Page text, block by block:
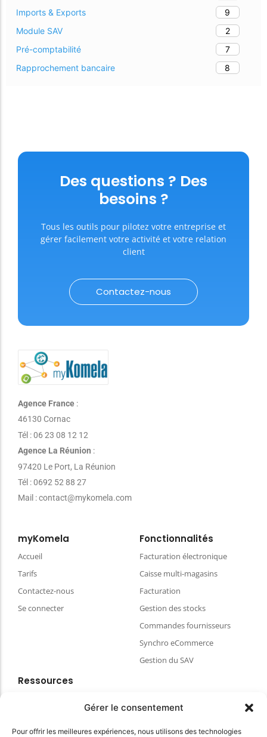
Gérer le consentement
Pour offrir les meilleures expériences, nous utilisons des technologies
Imports & Exports
9
Module SAV
2
Pré-comptabilité
7
Rapprochement bancaire
8
Des questions ? Des
besoins ?
Tous les outils pour pilotez votre entreprise et
gérer facilement votre activité et votre relation
client
Contactez-nous
Agence France :
46130 Cornac
Tél : 06 23 08 12 12
Agence La Réunion :
97420 Le Port, La Réunion
Tél : 0692 52 88 27
Mail : contact@mykomela.com
myKomela
Accueil
Tarifs
Contactez-nous
Se connecter
Fonctionnalités
Facturation électronique
Caisse multi-magasins
Facturation
Gestion des stocks
Commandes fournisseurs
Synchro eCommerce
Gestion du SAV
Ressources
Choisir votre matériel de caisse